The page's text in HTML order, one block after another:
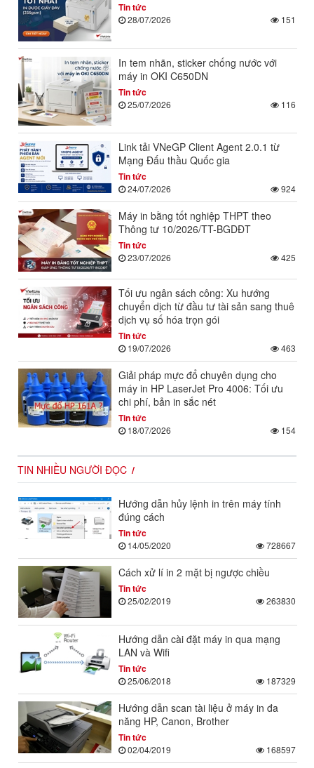
Tin tức
28/07/2026 151
In tem nhãn, sticker chống nước với
máy in OKI C650DN
Tin tức
25/07/2026 116
Link tải VNeGP Client Agent 2.0.1 từ
Mạng Đấu thầu Quốc gia
Tin tức
24/07/2026 924
Máy in bằng tốt nghiệp THPT theo
Thông tư 10/2026/TT-BGDĐT
Tin tức
23/07/2026 425
Tối ưu ngân sách công: Xu hướng
chuyển dịch từ đầu tư tài sản sang thuê
dịch vụ số hóa trọn gói
Tin tức
19/07/2026 463
Giải pháp mực đổ chuyên dụng cho
máy in HP LaserJet Pro 4006: Tối ưu
chi phí, bản in sắc nét
Tin tức
18/07/2026 154
TIN NHIỀU NGƯỜI ĐỌC
Hướng dẫn hủy lệnh in trên máy tính
đúng cách
Tin tức
14/05/2020 728667
Cách xử lí in 2 mặt bị ngược chiều
Tin tức
25/02/2019 263830
Hướng dẫn cài đặt máy in qua mạng
LAN và Wifi
Tin tức
25/06/2018 187329
Hướng dẫn scan tài liệu ở máy in đa
năng HP, Canon, Brother
Tin tức
02/04/2019 168597